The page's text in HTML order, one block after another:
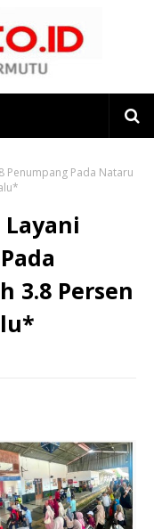
Penumpang Pada Nataru
3.8 Persen